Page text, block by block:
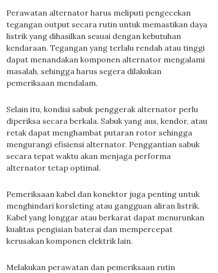
Perawatan alternator harus meliputi pengecekan
tegangan output secara rutin untuk memastikan daya
listrik yang dihasilkan sesuai dengan kebutuhan
kendaraan. Tegangan yang terlalu rendah atau tinggi
dapat menandakan komponen alternator mengalami
masalah, sehingga harus segera dilakukan
pemeriksaan mendalam.
Selain itu, kondisi sabuk penggerak alternator perlu
diperiksa secara berkala. Sabuk yang aus, kendor, atau
retak dapat menghambat putaran rotor sehingga
mengurangi efisiensi alternator. Penggantian sabuk
secara tepat waktu akan menjaga performa
alternator tetap optimal.
Pemeriksaan kabel dan konektor juga penting untuk
menghindari korsleting atau gangguan aliran listrik.
Kabel yang longgar atau berkarat dapat menurunkan
kualitas pengisian baterai dan mempercepat
kerusakan komponen elektrik lain.
Melakukan perawatan dan pemeriksaan rutin